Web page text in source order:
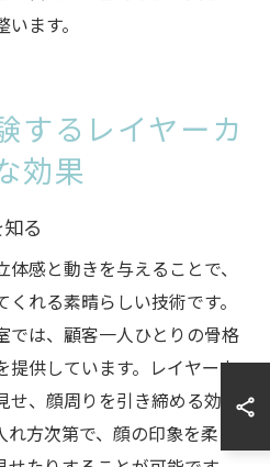
ます。
するレイヤーカ
効果
る
感と動きを与えることで、
れる素晴らしい技術です。
では、顧客一人ひとりの骨格
提供しています。レイヤーカ
せ、顔周りを引き締める効果
方次第で、顔の印象を柔ら